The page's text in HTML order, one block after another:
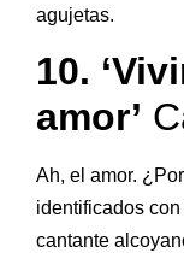
agujetas.
10.
amor’
Ah, el amor.
identificados
cantante